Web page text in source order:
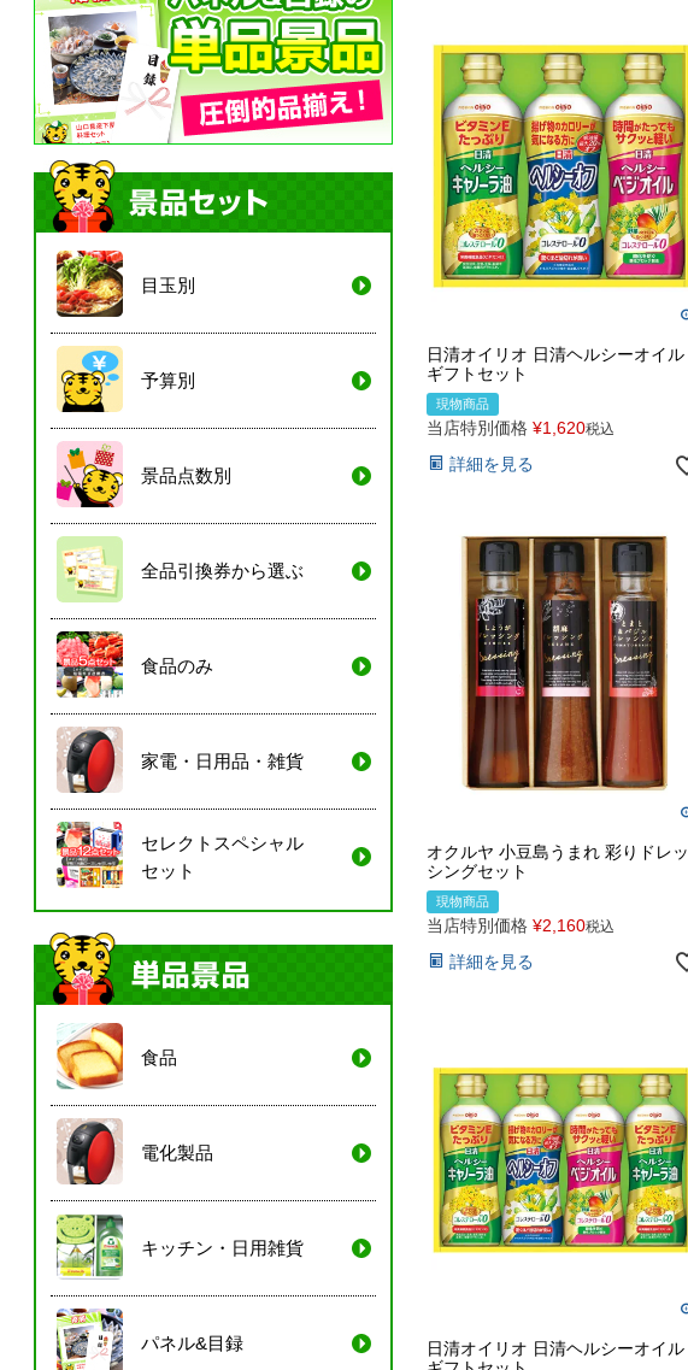
目玉別
予算別
景品点数別
全品引換券から選ぶ
食品のみ
家電・日用品・雑貨
セレクトスペシャル
セット
食品
電化製品
キッチン・日用雑貨
パネル&目録
日清オイリオ 日清ヘルシーオイル
ギフトセット
現物商品
当店特別価格 ¥1,620税込
詳細を見る
オクルヤ 小豆島うまれ 彩りドレッ
シングセット
現物商品
当店特別価格 ¥2,160税込
詳細を見る
日清オイリオ 日清ヘルシーオイル